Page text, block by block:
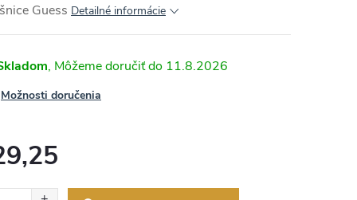
Guess Detailné informácie
11.8.2026
Možnosti doručenia